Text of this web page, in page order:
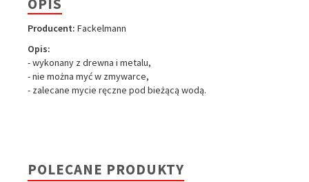
Producent: Fackelmann
Opis:
- wykonany z drewna i metalu,
- nie można myć w zmywarce,
- zalecane mycie ręczne pod bieżącą wodą.
POLECANE PRODUKTY